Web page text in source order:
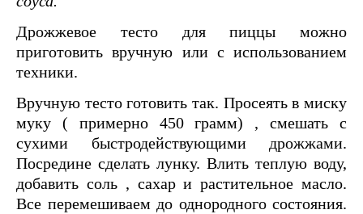
Дрожжевое тесто для пиццы можно
приготовить вручную или с использованием
техники.
Вручную тесто готовить так. Просеять в миску
муку ( примерно 450 грамм) , смешать с
сухими быстродействующими дрожжами.
Посредине сделать лунку. Влить теплую воду,
добавить соль , сахар и растительное масло.
Все перемешиваем до однородного состояния.